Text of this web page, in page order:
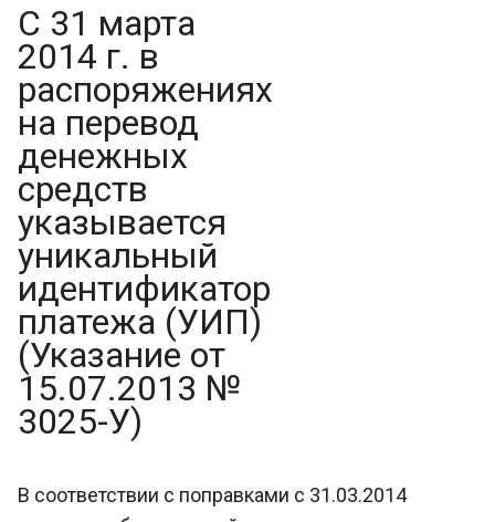
С 31 марта
2014 г. в
распоряжениях
на перевод
денежных
средств
указывается
уникальный
идентификатор
платежа (УИП)
(Указание от
15.07.2013 №
3025-У)
В соответствии с поправками с 31.03.2014